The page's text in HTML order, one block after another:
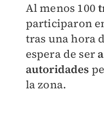
Al menos 100
participaron
tras una hora
espera de ser
autoridades
la zona.